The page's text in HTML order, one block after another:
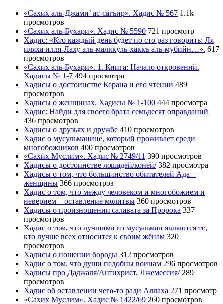
«Сахих аль-Джами’ ас-сагъир». Хадис № 567 1.1k
просмотров
«Сахих аль-Бухари». Хадис № 5590 721 просмотр
Хадис: «Кто каждый день будет по сто раз говорить: Ля
иляха илля-Лаху аль-маликуль-хаккъ аль-мубийн…». 617
просмотров
«Сахих аль-Бухари». 1. Книга: Начало откровений.
Хадисы № 1-7 494 просмотра
Хадисы о достоинстве Корана и его чтении 489
просмотров
Хадисы о женщинах. Хадисы № 1-100 444 просмотра
Хадис: Найди для своего брата семьдесят оправданий
436 просмотров
Хадисы о друзьях и дружбе 410 просмотров
Хадис о мусульманине, который проживает среди
многобожников 400 просмотров
«Сахих Муслим». Хадис № 2749/11 390 просмотров
Хадисы о достоинстве лошадей/коней/ 382 просмотра
Хадисы о том, что большинство обитателей Ада −
женщины 366 просмотров
Хадис о том, что между человеком и многобожием и
неверием – оставление молитвы 360 просмотров
Хадисы о произношении салавата за Пророка 337
просмотров
Хадис о том, что лучшими из мусульман являются те,
кто лучше всех относится к своим жёнам 320
просмотров
Хадисы о ношении бороды 312 просмотров
Хадис о том, что души подобны воинам 296 просмотров
Хадисы про Даджаля/Антихрист, Лжемессия/ 289
просмотров
Хадис об оставлении чего-то ради Аллаха 271 просмотр
«Сахих Муслим». Хадис № 1422/69 260 просмотров